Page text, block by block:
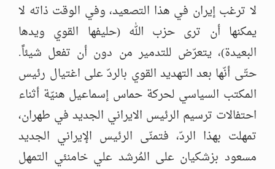
لا ترغب إيران في هذا التصعيد، وفي الوقت ذاته لا
يمكنها أن ترى حزب الله (حليفها القوي ويدها
البعيدة)، يتعرّض للتدمير من دون أن تفعل شيئاً.
حتّى أنّها بعد التهديد القوي بالردّ على اغتيال رئيس
المكتب السياسي لحركة حماس إسماعيل هنيّة أثناء
احتفالات ترسيم الرئيس الايراني الجديد في طهران،
تمهلت بهذا الردّ، فتمنّى الرئيس الإيراني الجديد
مسعود بزشكيان على المُرشد علي خامنئي التمهل